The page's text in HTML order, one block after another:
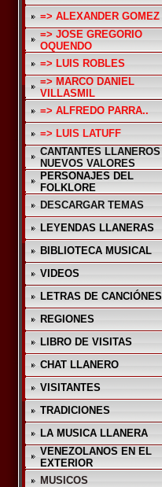
=> ALEXANDER GOMEZ
=> JOSE GREGORIO
OQUENDO
=> LUIS ROBLES
=> MARCO DANIEL
VILLASMIL
=> ALFREDO PARRA..
=> LUIS LATUFF
CANTANTES LLANEROS
NUEVOS VALORES
PERSONAJES DEL
FOLKLORE
DESCARGAR TEMAS
LEYENDAS LLANERAS
BIBLIOTECA MUSICAL
VIDEOS
LETRAS DE CANCIÓNES
REGIONES
LIBRO DE VISITAS
CHAT LLANERO
VISITANTES
TRADICIONES
LA MUSICA LLANERA
VENEZOLANOS EN EL
EXTERIOR
MUSICOS